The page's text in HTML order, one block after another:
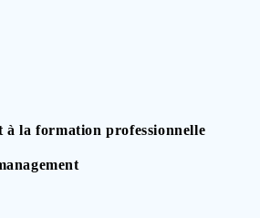
à la formation professionnelle